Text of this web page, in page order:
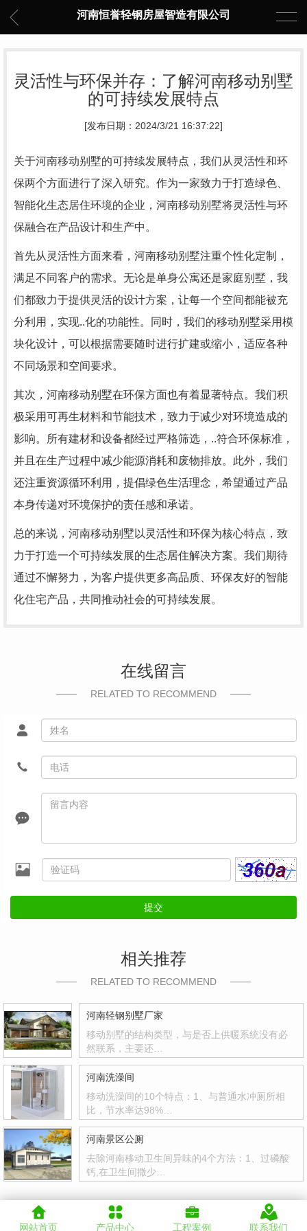
河南恒誉轻钢房屋智造有限公司
灵活性与环保并存：了解河南移动别墅
的可持续发展特点
[发布日期：2024/3/21 16:37:22]
关于河南移动别墅的可持续发展特点，我们从灵活性和环
保两个方面进行了深入研究。作为一家致力于打造绿色、
智能化生态居住环境的企业，河南移动别墅将灵活性与环
保融合在产品设计和生产中。
首先从灵活性方面来看，河南移动别墅注重个性化定制，
满足不同客户的需求。无论是单身公寓还是家庭别墅，我
们都致力于提供灵活的设计方案，让每一个空间都能被充
分利用，实现..化的功能性。同时，我们的移动别墅采用模
块化设计，可以根据需要随时进行扩建或缩小，适应各种
不同场景和空间要求。
其次，河南移动别墅在环保方面也有着显著特点。我们积
极采用可再生材料和节能技术，致力于减少对环境造成的
影响。所有建材和设备都经过严格筛选，..符合环保标准，
并且在生产过程中减少能源消耗和废物排放。此外，我们
还注重资源循环利用，提倡绿色生活理念，希望通过产品
本身传递对环境保护的责任感和承诺。
总的来说，河南移动别墅以灵活性和环保为核心特点，致
力于打造一个可持续发展的生态居住解决方案。我们期待
通过不懈努力，为客户提供更多高品质、环保友好的智能
化住宅产品，共同推动社会的可持续发展。
在线留言
RELATED TO RECOMMEND
提交
相关推荐
RELATED TO RECOMMEND
河南轻钢别墅厂家
移动别墅的结构类型，与是否上供暖系统没有必
然联系，主要还…
河南洗澡间
移动洗澡间的10个特点：1、与普通水冲厕所相
比，节水率达98%…
河南景区公厕
去除河南移动卫生间异味的4个方法：1、过磷酸
钙,在卫生间撒少…
网站首页 产品中心 工程案例 联系我们